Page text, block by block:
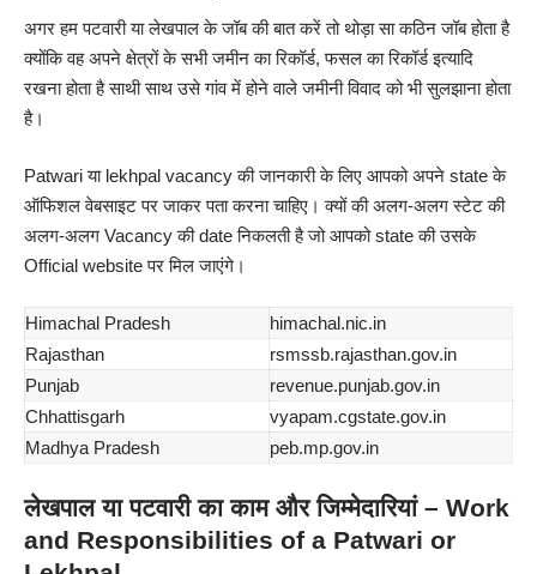
अगर हम पटवारी या लेखपाल के जॉब की बात करें तो थोड़ा सा कठिन जॉब होता है
क्योंकि वह अपने क्षेत्रों के सभी जमीन का रिकॉर्ड, फसल का रिकॉर्ड इत्यादि
रखना होता है साथी साथ उसे गांव में होने वाले जमीनी विवाद को भी सुलझाना होता
है।
Patwari या lekhpal vacancy की जानकारी के लिए आपको अपने state के
ऑफिशल वेबसाइट पर जाकर पता करना चाहिए । क्यों कीअलग-अलग स्टेट की
अलग-अलग Vacancy की date निकलती है जो आपको state की उसके
Official website पर मिल जाएंगे ।
Himachal Pradesh
himachal.nic.in
Rajasthan
rsmssb.rajasthan.gov.in
Punjab
revenue.punjab.gov.in
Chhattisgarh
vyapam.cgstate.gov.in
Madhya Pradesh
peb.mp.gov.in
लेखपाल या पटवारी का काम और जिम्मेदारियां – Work
and Responsibilities of a Patwari or